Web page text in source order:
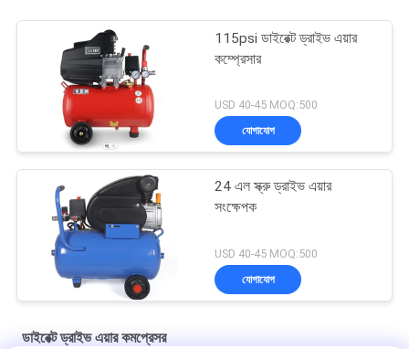
115psi ডাইরেক্ট ড্রাইভ এয়ার
কম্প্রেসার
USD 40-45 MOQ:500
যোগাযোগ
24 এল স্ক্রু ড্রাইভ এয়ার
সংক্ষেপক
USD 40-45 MOQ:500
যোগাযোগ
ডাইরেক্ট ড্রাইভ এয়ার কমপ্রেসর